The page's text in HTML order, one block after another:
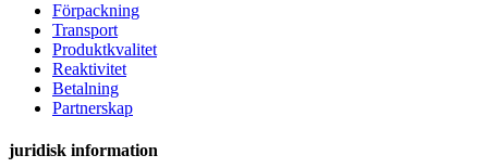
Förpackning
Transport
Produktkvalitet
Reaktivitet
Betalning
Partnerskap
juridisk information